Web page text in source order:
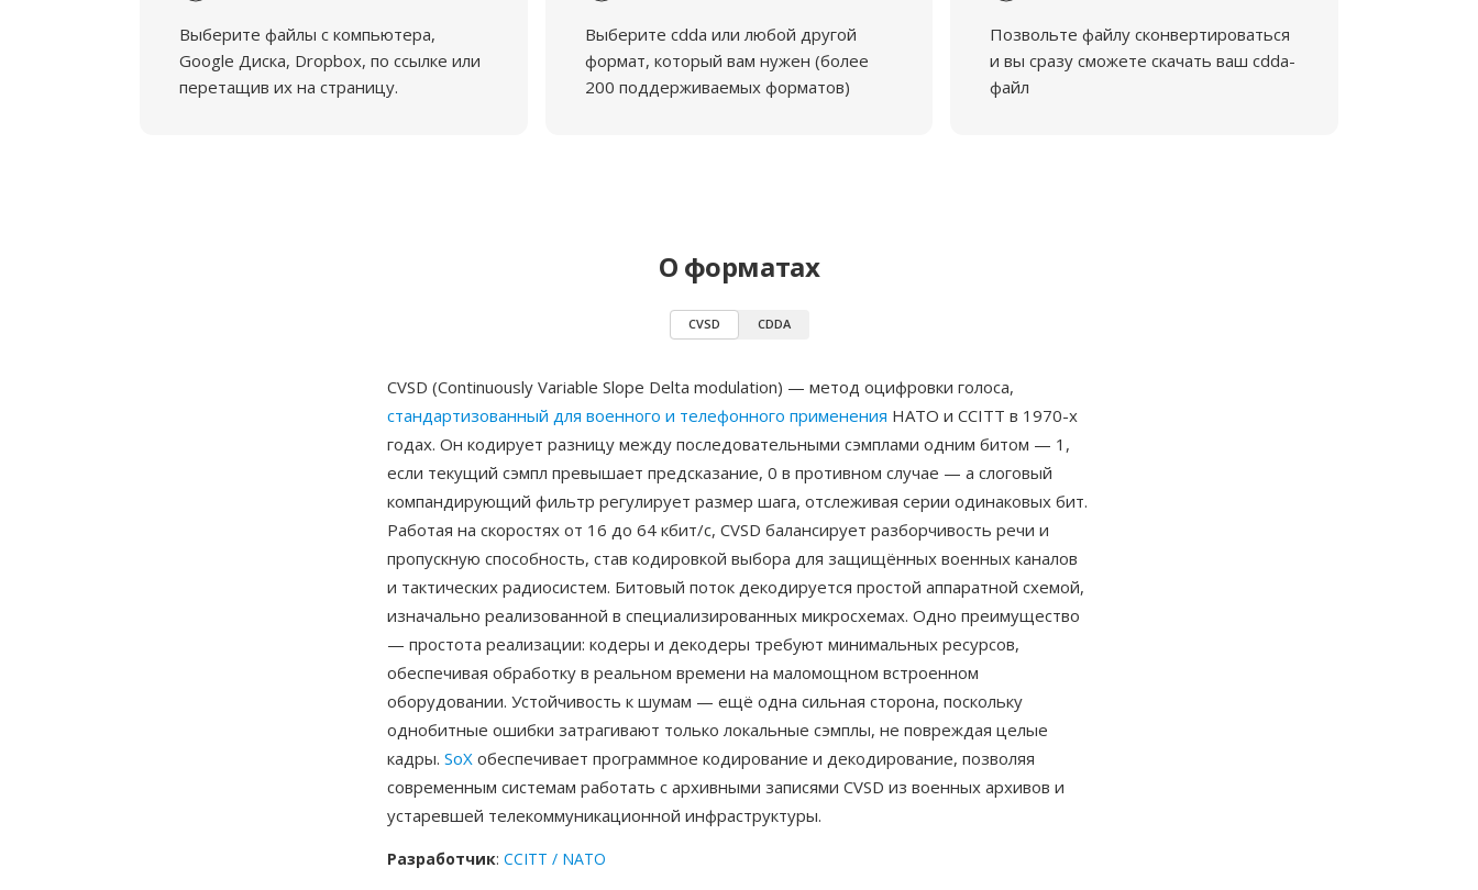
Выберите файлы с компьютера,
Google Диска, Dropbox, по ссылке или
перетащив их на страницу.
Выберите cdda или любой другой
формат, который вам нужен (более
200 поддерживаемых форматов)
Позвольте файлу сконвертироваться
и вы сразу сможете скачать ваш cdda-
файл
О форматах
CVSD CDDA
CVSD (Continuously Variable Slope Delta modulation) — метод оцифровки голоса,
стандартизованный для военного и телефонного применения НАТО и CCITT в 1970-х
годах. Он кодирует разницу между последовательными сэмплами одним битом — 1,
если текущий сэмпл превышает предсказание, 0 в противном случае — а слоговый
компандирующий фильтр регулирует размер шага, отслеживая серии одинаковых бит.
Работая на скоростях от 16 до 64 кбит/с, CVSD балансирует разборчивость речи и
пропускную способность, став кодировкой выбора для защищённых военных каналов
и тактических радиосистем. Битовый поток декодируется простой аппаратной схемой,
изначально реализованной в специализированных микросхемах. Одно преимущество
— простота реализации: кодеры и декодеры требуют минимальных ресурсов,
обеспечивая обработку в реальном времени на маломощном встроенном
оборудовании. Устойчивость к шумам — ещё одна сильная сторона, поскольку
однобитные ошибки затрагивают только локальные сэмплы, не повреждая целые
кадры. SoX обеспечивает программное кодирование и декодирование, позволяя
современным системам работать с архивными записями CVSD из военных архивов и
устаревшей телекоммуникационной инфраструктуры.
Разработчик: CCITT / NATO